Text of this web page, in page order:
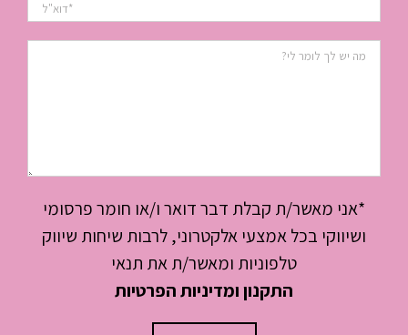
*אני מאשר/ת קבלת דבר דואר ו/או חומר פרסומי
ושיווקי בכל אמצעי אלקטרוני, לרבות שיחות שיווק
טלפוניות ומאשר/ת את תנאי
התקנון ומדיניות הפרטיות